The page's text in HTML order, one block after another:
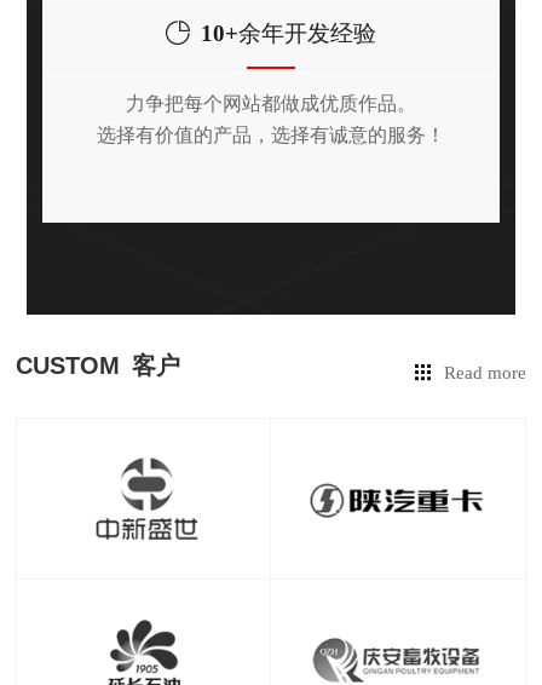
10+余年开发经验
力争把每个网站都做成优质作品。
选择有价值的产品，选择有诚意的服务！
CUSTOM 客户 Read more